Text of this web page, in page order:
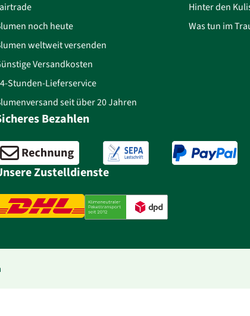
noch heute
weltweit versenden
Versandkosten
Stunden-Lieferservice
seit über 20 Jahren
Hinter den
Was tun im
Bezahlen
Zustelldienste